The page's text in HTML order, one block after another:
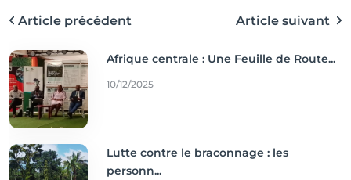
Article précédent Article suivant
Afrique centrale : Une Feuille de Route...
10/12/2025
Lutte contre le braconnage : les
personn...